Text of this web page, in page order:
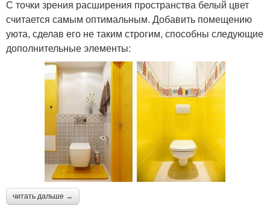
С точки зрения расширения пространства белый цвет
считается самым оптимальным. Добавить помещению
уюта, сделав его не таким строгим, способны следующие
дополнительные элементы:
читать дальше →